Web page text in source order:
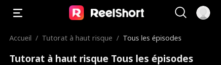
Accueil / Tutorat à haut risque / Tous les épisodes
Tutorat à haut risque Tous les épisodes